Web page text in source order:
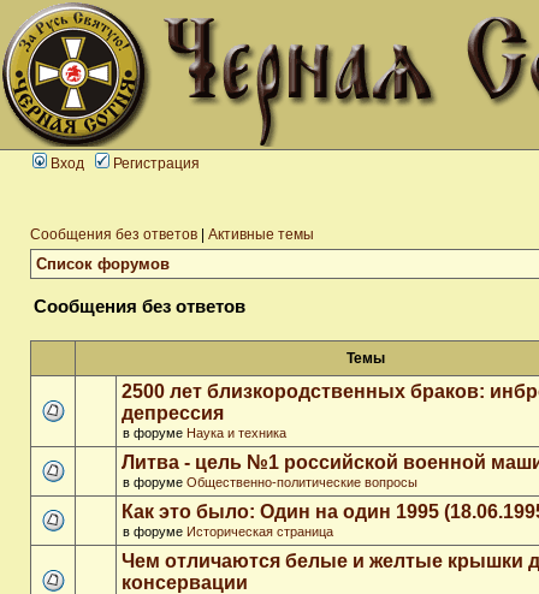
Вход Регистрация
Сообщения без ответов Активные темы
Список форумов
Сообщения без ответов
Темы
2500 лет близкородственных браков:
депрессия
в форуме Наука и техника
Литва - цель №1 российской военной
в форуме Общественно-политические вопросы
Как это было: Один на один 1995
в форуме Историческая страница
Чем отличаются белые и желтые крышки
консервации